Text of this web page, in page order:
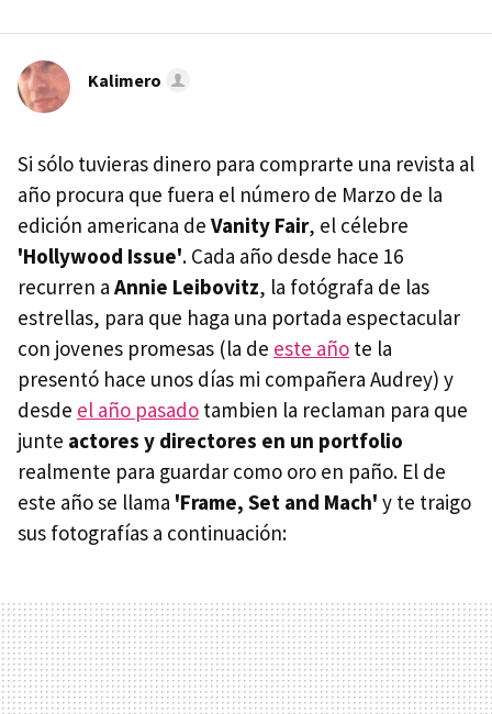
Kalimero
Si sólo tuvieras dinero para comprarte una revista al
año procura que fuera el número de Marzo de la
edición americana de Vanity Fair, el célebre
'Hollywood Issue'. Cada año desde hace 16
recurren a Annie Leibovitz, la fotógrafa de las
estrellas, para que haga una portada espectacular
con jovenes promesas (la de este año te la
presentó hace unos días mi compañera Audrey) y
desde el año pasado tambien la reclaman para que
junte actores y directores en un portfolio
realmente para guardar como oro en paño. El de
este año se llama 'Frame, Set and Mach' y te traigo
sus fotografías a continuación: